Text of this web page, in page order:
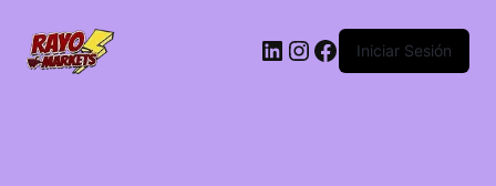
LinkedIn
Instagram
Facebook
Iniciar Sesión